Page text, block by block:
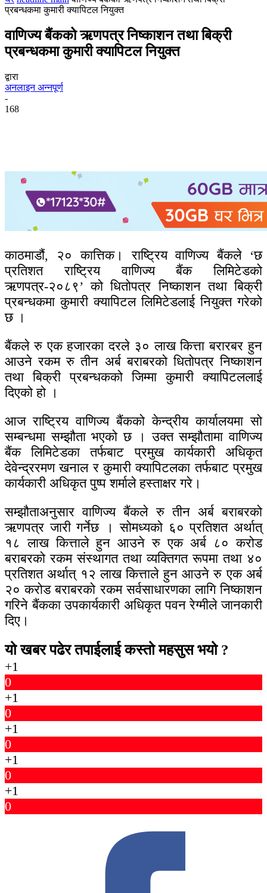
प्रबन्धकमा कुमारी क्यापिटल नियुक्त
वाणिज्य बैंकको ऋणपत्र निष्काशन तथा बिक्री
प्रबन्धकमा कुमारी क्यापिटल नियुक्त
द्वारा
अनलाइन अन्नपूर्ण
-
168
काठमाडौं, २० कात्तिक। राष्ट्रिय वाणिज्य बैंकले ‘छ
प्रतिशत राष्ट्रिय वाणिज्य बैंक लिमिटेडको
ऋणपत्र-२०८९’ को धितोपत्र निष्काशन तथा बिक्री
प्रबन्धकमा कुमारी क्यापिटल लिमिटेडलाई नियुक्त गरेको
छ ।
बैंकले रु एक हजारका दरले ३० लाख कित्ता बरारबर हुन
आउने रकम रु तीन अर्ब बराबरको धितोपत्र निष्काशन
तथा बिक्री प्रबन्धकको जिम्मा कुमारी क्यापिटललाई
दिएको हो ।
आज राष्ट्रिय वाणिज्य बैंकको केन्द्रीय कार्यालयमा सो
सम्बन्धमा सम्झौता भएको छ । उक्त सम्झौतामा वाणिज्य
बैंक लिमिटेडका तर्फबाट प्रमुख कार्यकारी अधिकृत
देवेन्द्ररमण खनाल र कुमारी क्यापिटलका तर्फबाट प्रमुख
कार्यकारी अधिकृत पुष्प शर्माले हस्ताक्षर गरे।
सम्झौताअनुसार वाणिज्य बैंकले रु तीन अर्ब बराबरको
ऋणपत्र जारी गर्नेछ । सोमध्यको ६० प्रतिशत अर्थात्
१८ लाख कित्ताले हुन आउने रु एक अर्ब ८० करोड
बराबरको रकम संस्थागत तथा व्यक्तिगत रूपमा तथा ४०
प्रतिशत अर्थात् १२ लाख कित्ताले हुन आउने रु एक अर्ब
२० करोड बराबरको रकम सर्वसाधारणका लागि निष्काशन
गरिने बैंकका उपकार्यकारी अधिकृत पवन रेग्मीले जानकारी
दिए।
यो खबर पढेर तपाईलाई कस्तो महसुस भयो ?
+1
0
+1
0
+1
0
+1
0
+1
0